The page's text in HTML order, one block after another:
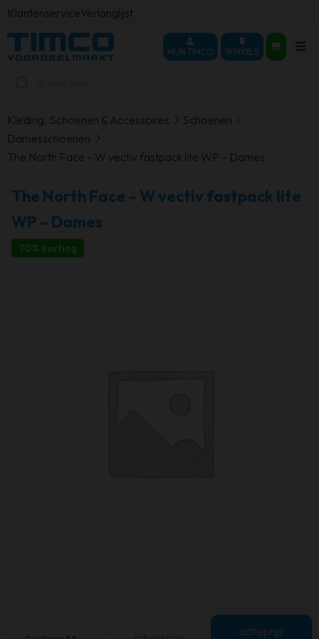
KlantenserviceVerlanglijst
MIJN TIMCO WINKELS
Kleding, Schoenen & Accessoires
Schoenen
Damesschoenen
The North Face – W vectiv fastpack lite WP – Dames
The North Face – W vectiv fastpack lite
WP – Dames
70% korting
actieprijs